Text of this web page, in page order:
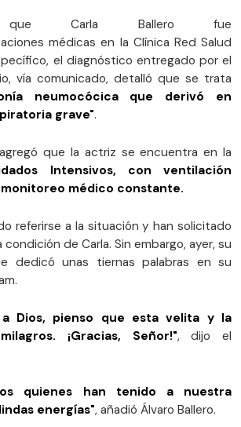
que Carla Ballero fue
médicas en la Clínica Red Salud
el diagnóstico entregado por el
vía comunicado, detalló que se trata
neumocócica que derivó en
grave".
que la actriz se encuentra en la
Intensivos, con ventilación
médico constante.
referirse a la situación y han solicitado
de Carla. Sin embargo, ayer, su
dedicó unas tiernas palabras en su
a Dios, pienso que esta velita y la
¡Gracias, Señor!", dijo el
quienes han tenido a nuestra
energías", añadió Álvaro Ballero.